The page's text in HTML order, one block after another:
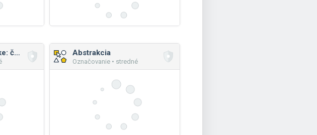
Votrelci na mriežke: čísla Abstrakcia
Označovanie • stredné